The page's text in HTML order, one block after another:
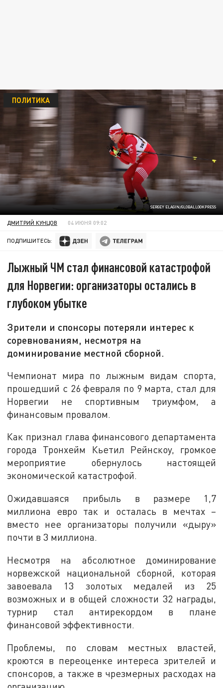
SERGEY ELAGIN/GLOBALLOOKPRESS
ПОЛИТИКА
ДМИТРИЙ КУНЦОВ 04 ИЮНЯ 09:02
ПОДПИШИТЕСЬ:
Лыжный ЧМ стал финансовой катастрофой
для Норвегии: организаторы остались в
глубоком убытке
Зрители и спонсоры потеряли интерес к
соревнованиям, несмотря на
доминирование местной сборной.
Чемпионат мира по лыжным видам спорта,
прошедший с 26 февраля по 9 марта, стал для
Норвегии не спортивным триумфом, а
финансовым провалом.
Как признал глава финансового департамента
города Тронхейм Кьетил Рейнскоу, громкое
мероприятие обернулось настоящей
экономической катастрофой.
Ожидавшаяся прибыль в размере 1,7
миллиона евро так и осталась в мечтах –
вместо нее организаторы получили «дыру»
почти в 3 миллиона.
Несмотря на абсолютное доминирование
норвежской национальной сборной, которая
завоевала 13 золотых медалей из 25
возможных и в общей сложности 32 награды,
турнир стал антирекордом в плане
финансовой эффективности.
Проблемы, по словам местных властей,
кроются в переоценке интереса зрителей и
спонсоров, а также в чрезмерных расходах на